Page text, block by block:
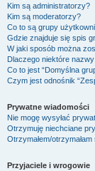
Kim są administratorzy?
Kim są moderatorzy?
Co to są grupy
Gdzie znajduje się spis
W jaki sposób można
Dlaczego niektóre
Co to jest “Domyślna
Czym jest odnośnik
Prywatne wiadomości
Nie mogę wysyłać
Otrzymuję niechciane
Otrzymałem/
Przyjaciele i wrogowie